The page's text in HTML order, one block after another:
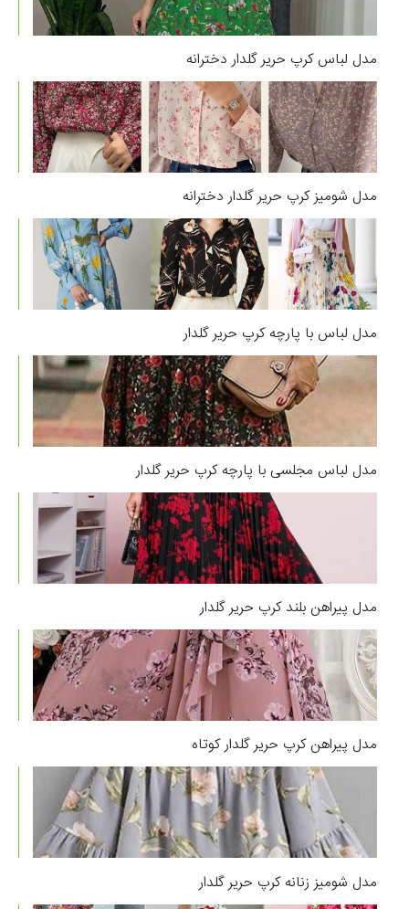
مدل لباس کرپ حریر گلدار دخترانه
مدل شومیز کرپ حریر گلدار دخترانه
مدل لباس با پارچه کرپ حریر گلدار
مدل لباس مجلسی با پارچه کرپ حریر گلدار
مدل پیراهن بلند کرپ حریر گلدار
مدل پیراهن کرپ حریر گلدار کوتاه
مدل شومیز زنانه کرپ حریر گلدار